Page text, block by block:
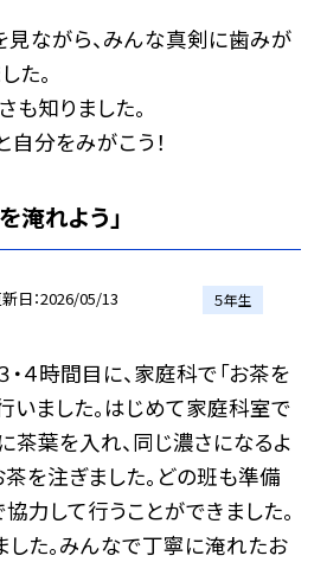
ながら、みんな真剣に歯みが
た。
も知りました。
自分をみがこう！
淹れよう」
日 2026/05/13 ５年生
・４時間目に、家庭科で「お茶を
いました。はじめて家庭科室で
茶葉を入れ、同じ濃さになるよ
を注ぎました。どの班も準備
力して行うことができました。
た。みんなで丁寧に淹れたお